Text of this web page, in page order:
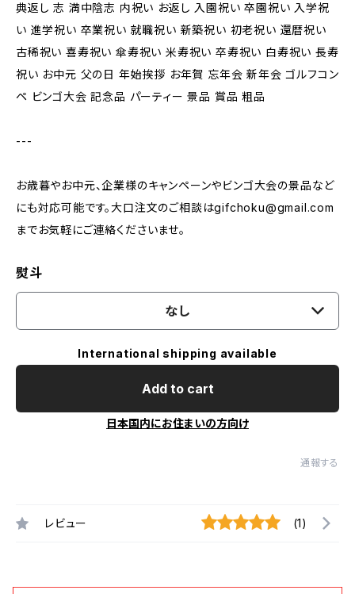
典返し 志 満中陰志 内祝い お返し 入園祝い 卒園祝い 入学祝
い 進学祝い 卒業祝い 就職祝い 新築祝い 初老祝い 還暦祝い
古稀祝い 喜寿祝い 傘寿祝い 米寿祝い 卒寿祝い 白寿祝い 長寿
祝い お中元 父の日 年始挨拶 お年賀 忘年会 新年会 ゴルフコン
ペ ビンゴ大会 記念品 パーティー 景品 賞品 粗品
---
お歳暮やお中元、企業様のキャンペーンやビンゴ大会の景品など
にも対応可能です。大口注文のご相談はgifchoku@gmail.com
までお気軽にご連絡くださいませ。
熨斗
なし
International shipping available
Add to cart
日本国内にお住まいの方向け
通報する
レビュー (1)